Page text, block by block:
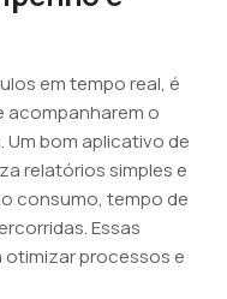
em tempo real, é
acompanharem o
bom aplicativo de
relatórios simples e
consumo, tempo de
Essas
processos e